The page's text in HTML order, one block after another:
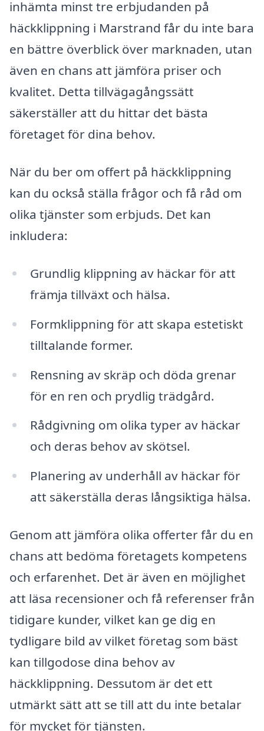
inhämta minst tre erbjudanden på
häckklippning i Marstrand får du inte bara
en bättre överblick över marknaden, utan
även en chans att jämföra priser och
kvalitet. Detta tillvägagångssätt
säkerställer att du hittar det bästa
företaget för dina behov.
När du ber om offert på häckklippning
kan du också ställa frågor och få råd om
olika tjänster som erbjuds. Det kan
inkludera:
Grundlig klippning av häckar för att
främja tillväxt och hälsa.
Formklippning för att skapa estetiskt
tilltalande former.
Rensning av skräp och döda grenar
för en ren och prydlig trädgård.
Rådgivning om olika typer av häckar
och deras behov av skötsel.
Planering av underhåll av häckar för
att säkerställa deras långsiktiga hälsa.
Genom att jämföra olika offerter får du en
chans att bedöma företagets kompetens
och erfarenhet. Det är även en möjlighet
att läsa recensioner och få referenser från
tidigare kunder, vilket kan ge dig en
tydligare bild av vilket företag som bäst
kan tillgodose dina behov av
häckklippning. Dessutom är det ett
utmärkt sätt att se till att du inte betalar
för mycket för tjänsten.